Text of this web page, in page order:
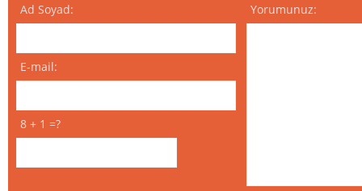
Ad Soyad:
E-mail:
8 + 1 =?
Yorumunuz: